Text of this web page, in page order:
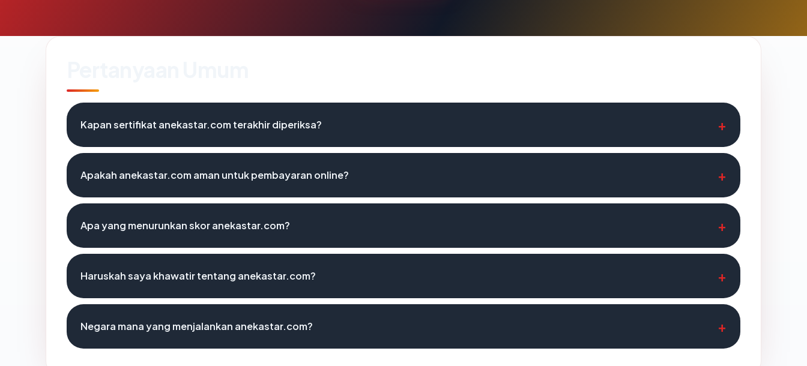
Kapan sertifikat anekastar.com terakhir diperiksa?
Apakah anekastar.com aman untuk pembayaran online?
Apa yang menurunkan skor anekastar.com?
Haruskah saya khawatir tentang anekastar.com?
Negara mana yang menjalankan anekastar.com?